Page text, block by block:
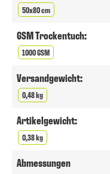
50x80 cm
GSM Trockentuch:
1000 GSM
Versandgewicht:
0,48 kg
Artikelgewicht:
0,38 kg
Abmessungen